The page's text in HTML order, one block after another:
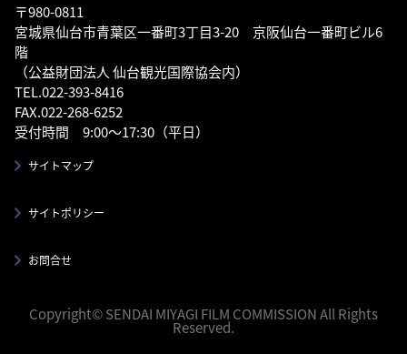
〒980-0811
宮城県仙台市青葉区一番町3丁目3-20 京阪仙台一番町ビル6
階
（公益財団法人 仙台観光国際協会内）
TEL.022-393-8416
FAX.022-268-6252
受付時間 9:00～17:30（平日）
サイトマップ
サイトポリシー
お問合せ
Copyright© SENDAI MIYAGI FILM COMMISSION All Rights
Reserved.